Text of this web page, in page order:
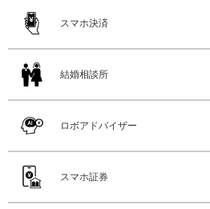
スマホ決済
結婚相談所
ロボアドバイザー
スマホ証券